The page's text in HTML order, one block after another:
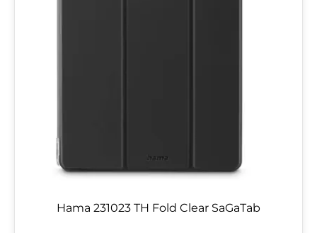
Hama 231023 TH Fold Clear SaGaTab